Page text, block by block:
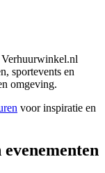
sportevents en
omgeving.
voor inspiratie en